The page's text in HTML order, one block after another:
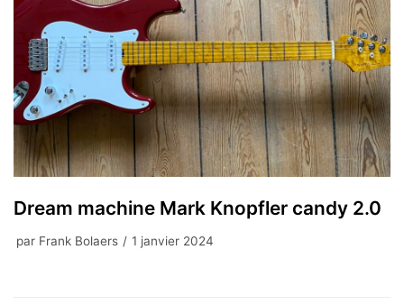
Dream machine Mark Knopfler candy 2.0
par Frank Bolaers 1 janvier 2024